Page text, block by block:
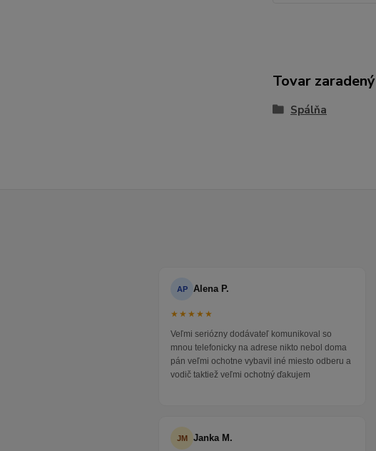
Tovar
Spálňa
AP Alena P.
★★★★★
Veľmi seriózny dodávateľ komunikoval so
mnou telefonicky na adrese nikto nebol doma
pán veľmi ochotne vybavil iné miesto odberu a
vodič taktiež veľmi ochotný ďakujem
JM Janka M.